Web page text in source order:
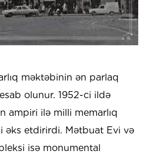
məktəbinin ən parlaq
olunur. 1952-ci ildə
ampiri ilə milli memarlıq
əks etdirirdi. Mətbuat Evi və
isə monumental